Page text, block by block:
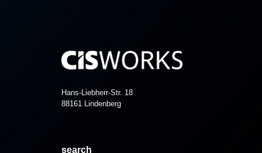
Hans-Liebherr-Str. 18
88161 Lindenberg
search